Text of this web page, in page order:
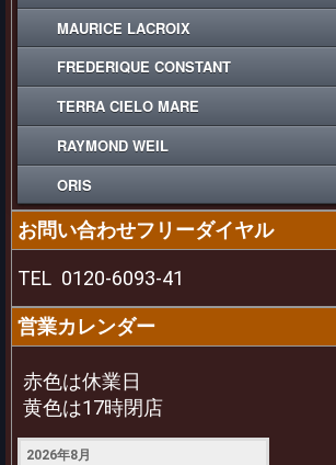
MAURICE LACROIX
FREDERIQUE CONSTANT
TERRA CIELO MARE
RAYMOND WEIL
ORIS
お問い合わせフリーダイヤル
TEL 0120-6093-41
営業カレンダー
赤色は休業日
黄色は17時閉店
2026年8月